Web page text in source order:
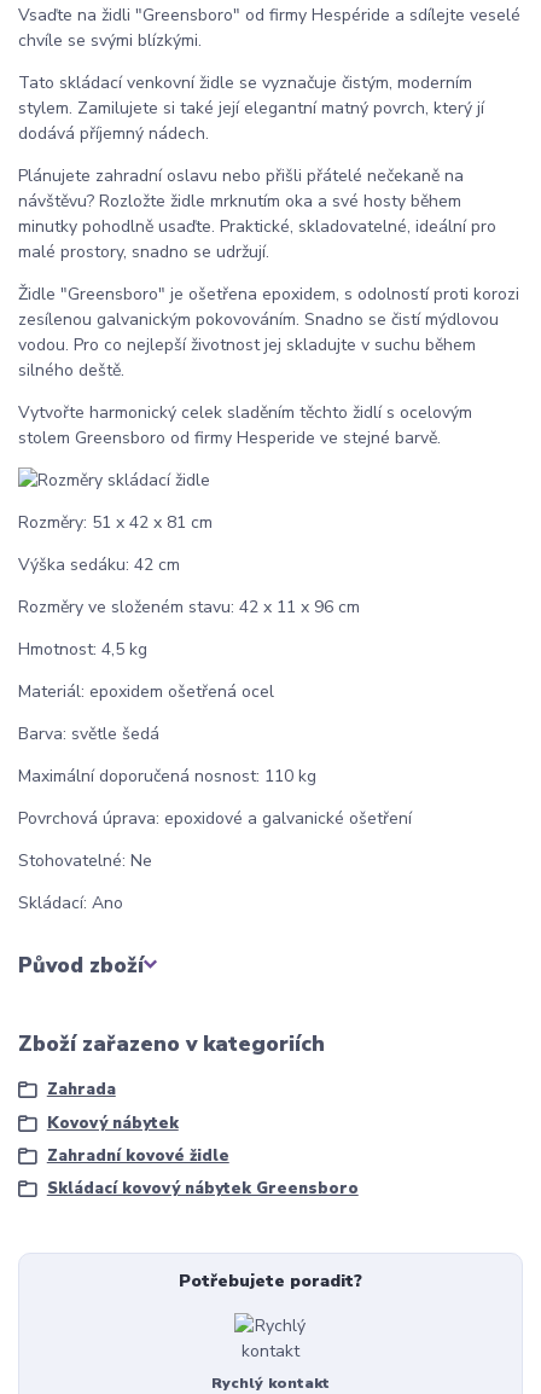
Vsaďte na židli "Greensboro" od firmy Hespéride a sdílejte veselé
chvíle se svými blízkými.
Tato skládací venkovní židle se vyznačuje čistým, moderním
stylem. Zamilujete si také její elegantní matný povrch, který jí
dodává příjemný nádech.
Plánujete zahradní oslavu nebo přišli přátelé nečekaně na
návštěvu? Rozložte židle mrknutím oka a své hosty během
minutky pohodlně usaďte. Praktické, skladovatelné, ideální pro
malé prostory, snadno se udržují.
Židle "Greensboro" je ošetřena epoxidem, s odolností proti korozi
zesílenou galvanickým pokovováním. Snadno se čistí mýdlovou
vodou. Pro co nejlepší životnost jej skladujte v suchu během
silného deště.
Vytvořte harmonický celek sladěním těchto židlí s ocelovým
stolem Greensboro od firmy Hesperide ve stejné barvě.
Rozměry: 51 x 42 x 81 cm
Výška sedáku: 42 cm
Rozměry ve složeném stavu: 42 x 11 x 96 cm
Hmotnost: 4,5 kg
Materiál: epoxidem ošetřená ocel
Barva: světle šedá
Maximální doporučená nosnost: 110 kg
Povrchová úprava: epoxidové a galvanické ošetření
Stohovatelné: Ne
Skládací: Ano
Původ zboží
Zboží zařazeno v kategoriích
Zahrada
Kovový nábytek
Zahradní kovové židle
Skládací kovový nábytek Greensboro
Potřebujete poradit?
Rychlý kontakt